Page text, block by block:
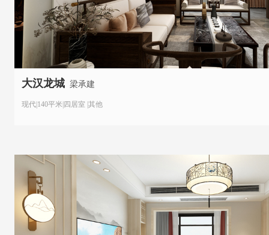
大汉龙城梁承建
现代|140平米|四居室 |其他